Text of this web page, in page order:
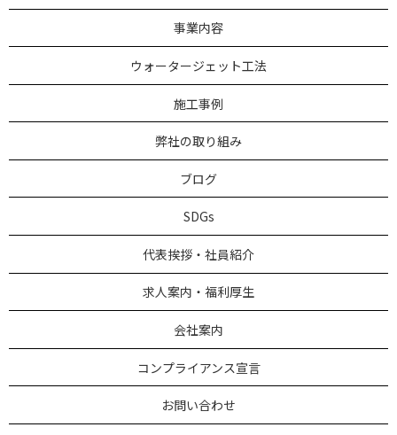
事業内容
ウォータージェット工法
施工事例
弊社の取り組み
ブログ
SDGs
代表挨拶・社員紹介
求人案内・福利厚生
会社案内
コンプライアンス宣言
お問い合わせ